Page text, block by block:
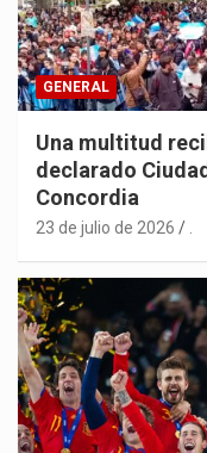
GENERAL
Una multitud
declarado
Concordia
23 de julio de 2026